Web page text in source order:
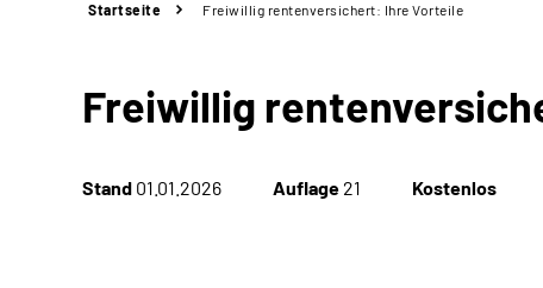
Startseite Freiwillig rentenversichert: Ihre Vorteile
Freiwillig
Stand 01.01.2026 Auflage 21 Kostenlos